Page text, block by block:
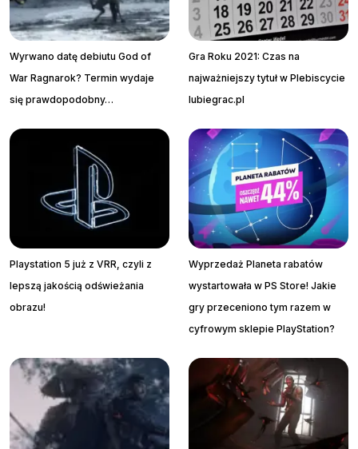
Wyrwano datę debiutu God of
War Ragnarok? Termin wydaje
się prawdopodobny…
Gra Roku 2021: Czas na
najważniejszy tytuł w Plebiscycie
lubiegrac.pl
Playstation 5 już z VRR, czyli z
lepszą jakością odświeżania
obrazu!
Wyprzedaż Planeta rabatów
wystartowała w PS Store! Jakie
gry przeceniono tym razem w
cyfrowym sklepie PlayStation?